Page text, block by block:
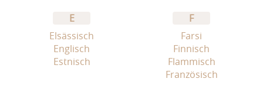
E
Elsässisch
Englisch
Estnisch
F
Farsi
Finnisch
Flammisch
Französisch